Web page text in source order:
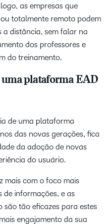
as empresas que
totalmente remoto podem
distância, sem falar na
dos professores e
do treinamento.
uma plataforma EAD
de uma plataforma
das novas gerações, fica
da adoção de novas
do usuário.
mais com o foco mais
de informações, e as
tão eficazes para estes
engajamento da sua